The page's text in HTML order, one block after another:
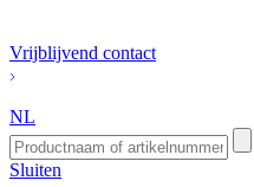
Vrijblijvend contact
NL
Sluiten